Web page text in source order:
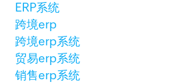
ERP系统
跨境erp
跨境erp系统
贸易erp系统
销售erp系统